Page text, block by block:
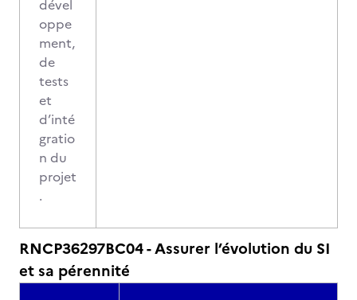
dével
oppe
ment,
de
tests
et
d’inté
gratio
n du
projet
.
RNCP36297BC04 - Assurer l’évolution du SI
et sa pérennité